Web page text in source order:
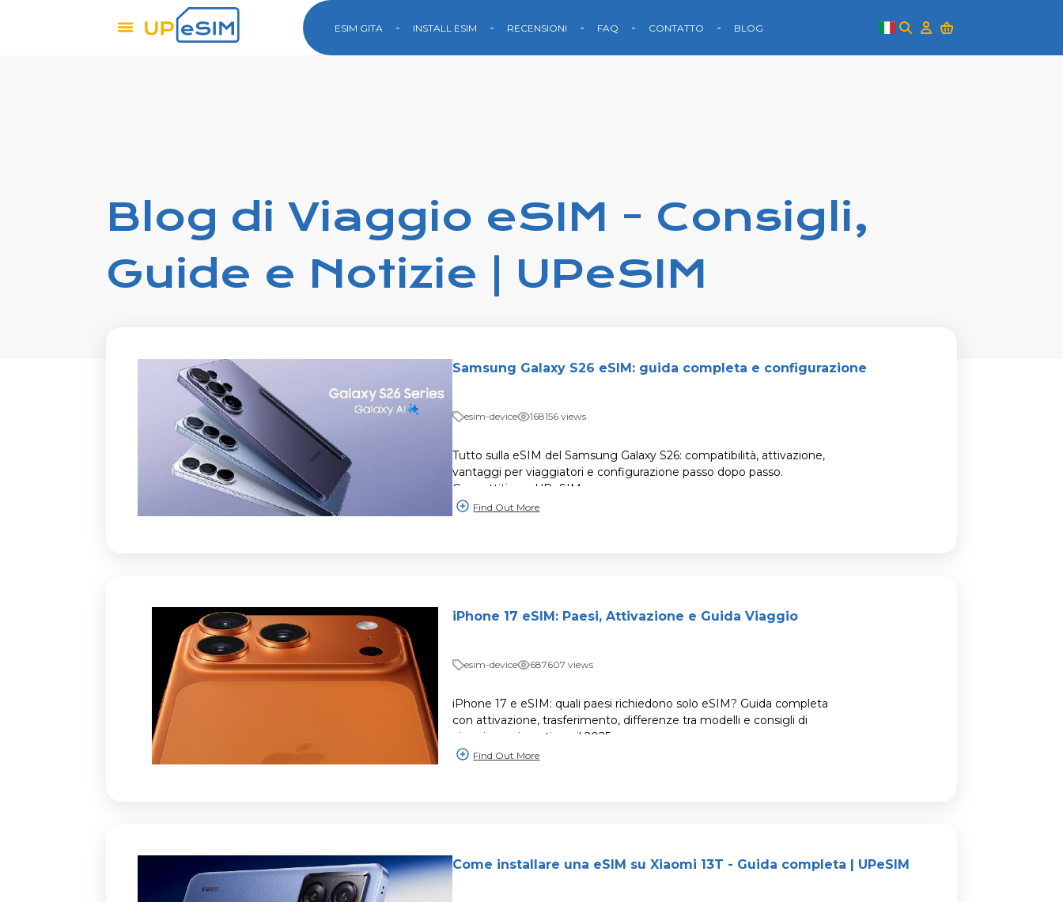
ESIM GITA INSTALL ESIM RECENSIONI FAQ CONTATTO BLOG
Blog di Viaggio eSIM - Consigli,
Guide e Notizie | UPeSIM
Samsung Galaxy S26 eSIM: guida completa e configurazione
esim-device 168156 views
Tutto sulla eSIM del Samsung Galaxy S26: compatibilità, attivazione,
vantaggi per viaggiatori e configurazione passo dopo passo.
Connettiti con UPeSIM.
Find Out More
iPhone 17 eSIM: Paesi, Attivazione e Guida Viaggio
esim-device 687607 views
iPhone 17 e eSIM: quali paesi richiedono solo eSIM? Guida completa
con attivazione, trasferimento, differenze tra modelli e consigli di
viaggio aggiornati per il 2025.
Find Out More
Come installare una eSIM su Xiaomi 13T - Guida completa | UPeSIM